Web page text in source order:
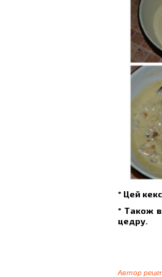
° Цей
° Також
цедру.
Автор